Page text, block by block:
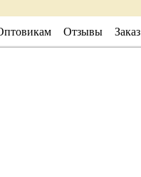
Отзывы Заказ